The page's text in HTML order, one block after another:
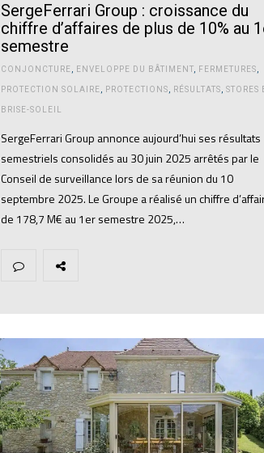
SergeFerrari Group : croissance du
chiffre d’affaires de plus de 10% au
semestre
CONJONCTURE, ENVELOPPE DU BÂTIMENT, FERMETURES,
PROTECTION SOLAIRE, PROTECTIONS, RÉSULTATS, STORES
BRISE-SOLEIL
SergeFerrari Group annonce aujourd’hui ses résultats
semestriels consolidés au 30 juin 2025 arrêtés par le
Conseil de surveillance lors de sa réunion du 10
septembre 2025. Le Groupe a réalisé un chiffre
de 178,7 M€ au 1er semestre 2025,…